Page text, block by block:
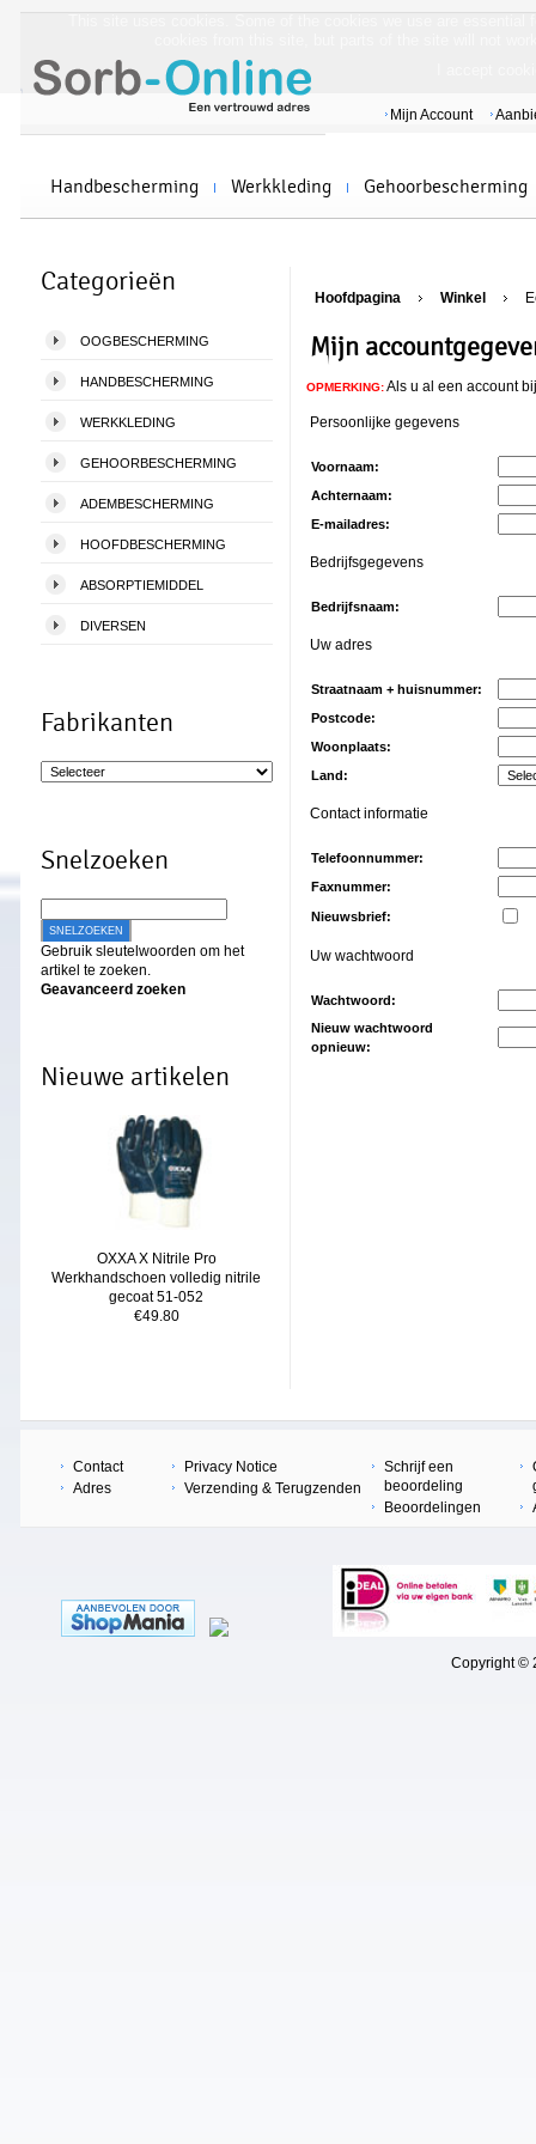
Mijn Account
Handbescherming Werkkleding Gehoorbescherming
Categorieën
OOGBESCHERMING
HANDBESCHERMING
WERKKLEDING
GEHOORBESCHERMING
ADEMBESCHERMING
HOOFDBESCHERMING
ABSORPTIEMIDDEL
DIVERSEN
Fabrikanten
Snelzoeken
SNELZOEKEN
Gebruik sleutelwoorden om het
artikel te zoeken.
Geavanceerd zoeken
Nieuwe artikelen
OXXA X Nitrile Pro
Werkhandschoen volledig nitrile
gecoat 51-052
€49.80
Hoofdpagina Winkel
Mijn
OPMERKING:Als u al een account
Persoonlijke gegevens
Voornaam:
Achternaam:
E-mailadres:
Bedrijfsgegevens
Bedrijfsnaam:
Uw adres
Straatnaam + huisnummer:
Postcode:
Woonplaats:
Land:
Contact informatie
Telefoonnummer:
Faxnummer:
Nieuwsbrief:
Uw wachtwoord
Wachtwoord:
Nieuw wachtwoord
opnieuw:
Contact
Adres
Privacy Notice
Verzending & Terugzenden
Schrijf een
beoordeling
Beoordelingen
Copyright ©